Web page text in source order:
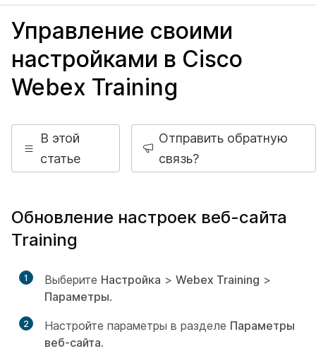
Управление своими
настройками в Cisco
Webex Training
В этой
статье
Отправить обратную
связь?
Обновление настроек веб-сайта
Training
1 Выберите Настройка > Webex Training >
Параметры.
2 Настройте параметры в разделе Параметры
веб-сайта.